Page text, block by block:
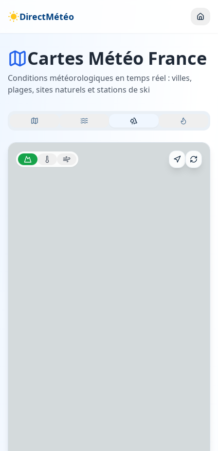
DirectMétéo
Cartes Météo France
Conditions météorologiques en temps réel : villes,
plages, sites naturels et stations de ski